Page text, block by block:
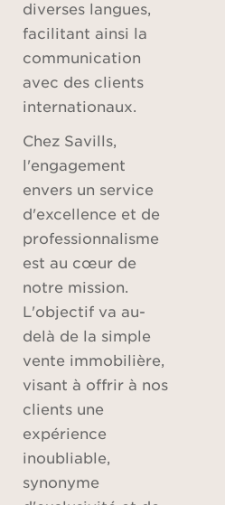
diverses langues,
facilitant ainsi la
communication
avec des clients
internationaux.
Chez Savills,
l'engagement
envers un service
d'excellence et de
professionnalisme
est au cœur de
notre mission.
L'objectif va au-
delà de la simple
vente immobilière,
visant à offrir à nos
clients une
expérience
inoubliable,
synonyme